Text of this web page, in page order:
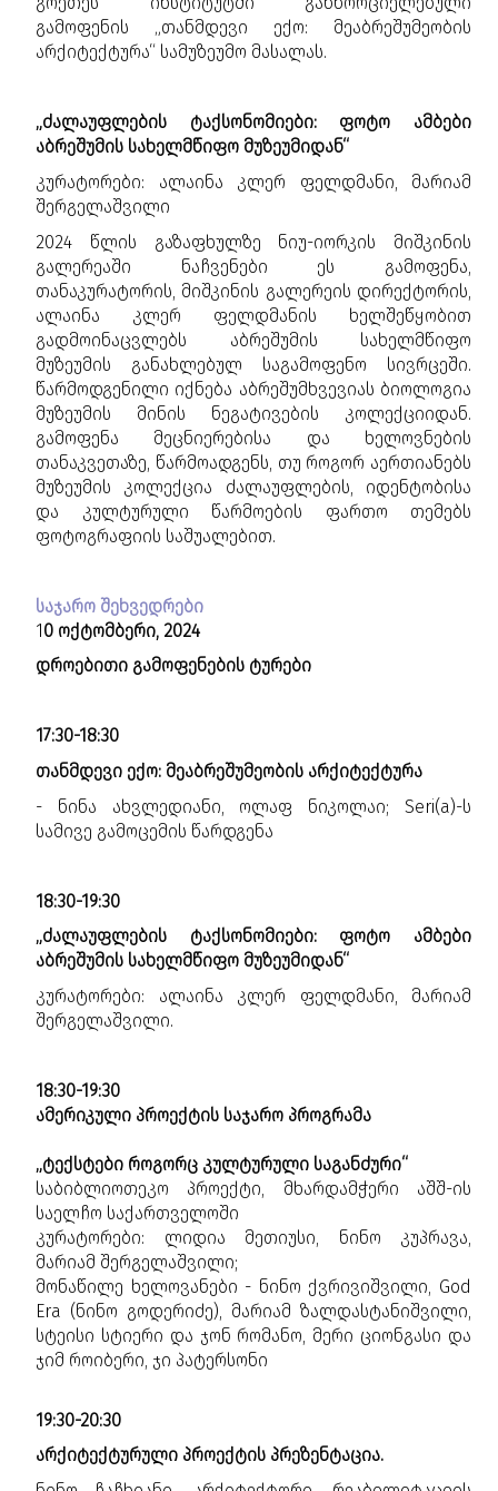
გამოფენის „თანმდევი ექო: მეაბრეშუმეობის
არქიტექტურა“ სამუზეუმო მასალას.
„ძალაუფლების ტაქსონომიები: ფოტო ამბები
აბრეშუმის სახელმწიფო მუზეუმიდან“
კურატორები: ალაინა კლერ ფელდმანი, მარიამ
შერგელაშვილი
2024 წლის გაზაფხულზე ნიუ-იორკის მიშკინის
გალერეაში ნაჩვენები ეს გამოფენა,
თანაკურატორის, მიშკინის გალერეის დირექტორის,
ალაინა კლერ ფელდმანის ხელშეწყობით
გადმოინაცვლებს აბრეშუმის სახელმწიფო
მუზეუმის განახლებულ საგამოფენო სივრცეში.
წარმოდგენილი იქნება აბრეშუმხვევიას ბიოლოგია
მუზეუმის მინის ნეგატივების კოლექციიდან.
გამოფენა მეცნიერებისა და ხელოვნების
თანაკვეთაზე, წარმოადგენს, თუ როგორ აერთიანებს
მუზეუმის კოლექცია ძალაუფლების, იდენტობისა
და კულტურული წარმოების ფართო თემებს
ფოტოგრაფიის საშუალებით.
საჯარო შეხვედრები
10 ოქტომბერი, 2024
დროებითი გამოფენების ტურები
17:30-18:30
თანმდევი ექო: მეაბრეშუმეობის არქიტექტურა
- ნინა ახვლედიანი, ოლაფ ნიკოლაი; Seri(a)-ს
სამივე გამოცემის წარდგენა
18:30-19:30
„ძალაუფლების ტაქსონომიები: ფოტო ამბები
აბრეშუმის სახელმწიფო მუზეუმიდან“
კურატორები: ალაინა კლერ ფელდმანი, მარიამ
შერგელაშვილი.
18:30-19:30
ამერიკული პროექტის საჯარო პროგრამა
„ტექსტები როგორც კულტურული საგანძური“
საბიბლიოთეკო პროექტი, მხარდამჭერი აშშ-ის
საელჩო საქართველოში
კურატორები: ლიდია მეთიუსი, ნინო კუპრავა,
მარიამ შერგელაშვილი;
მონაწილე ხელოვანები - ნინო ქვრივიშვილი, God
Era (ნინო გოდერიძე), მარიამ ზალდასტანიშვილი,
სტეისი სტიერი და ჯონ რომანო, მერი ციონგასი და
ჯიმ როიბერი, ჯი პატერსონი
19:30-20:30
არქიტექტურული პროექტის პრეზენტაცია.